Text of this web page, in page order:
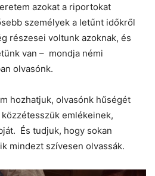
azokat a riportokat
személyek a letűnt időkről
részesei voltunk azoknak, és
van – mondja némi
olvasónk.
hozhatjuk, olvasónk hűségét
emlékeinek,
És tudjuk, hogy sokan
mindezt szívesen olvassák.